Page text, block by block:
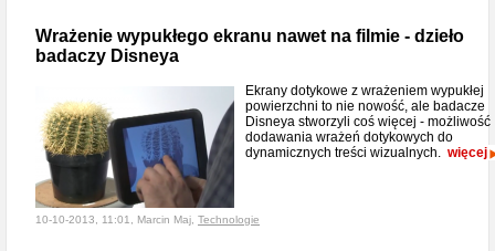
Wrażenie wypukłego ekranu nawet na filmie - dzieło
badaczy Disneya
Ekrany dotykowe z wrażeniem wypukłej
powierzchni to nie nowość, ale badacze
Disneya stworzyli coś więcej - możliwość
dodawania wrażeń dotykowych do
dynamicznych treści wizualnych. więcej
10-10-2013, 11:01, Marcin Maj, Technologie